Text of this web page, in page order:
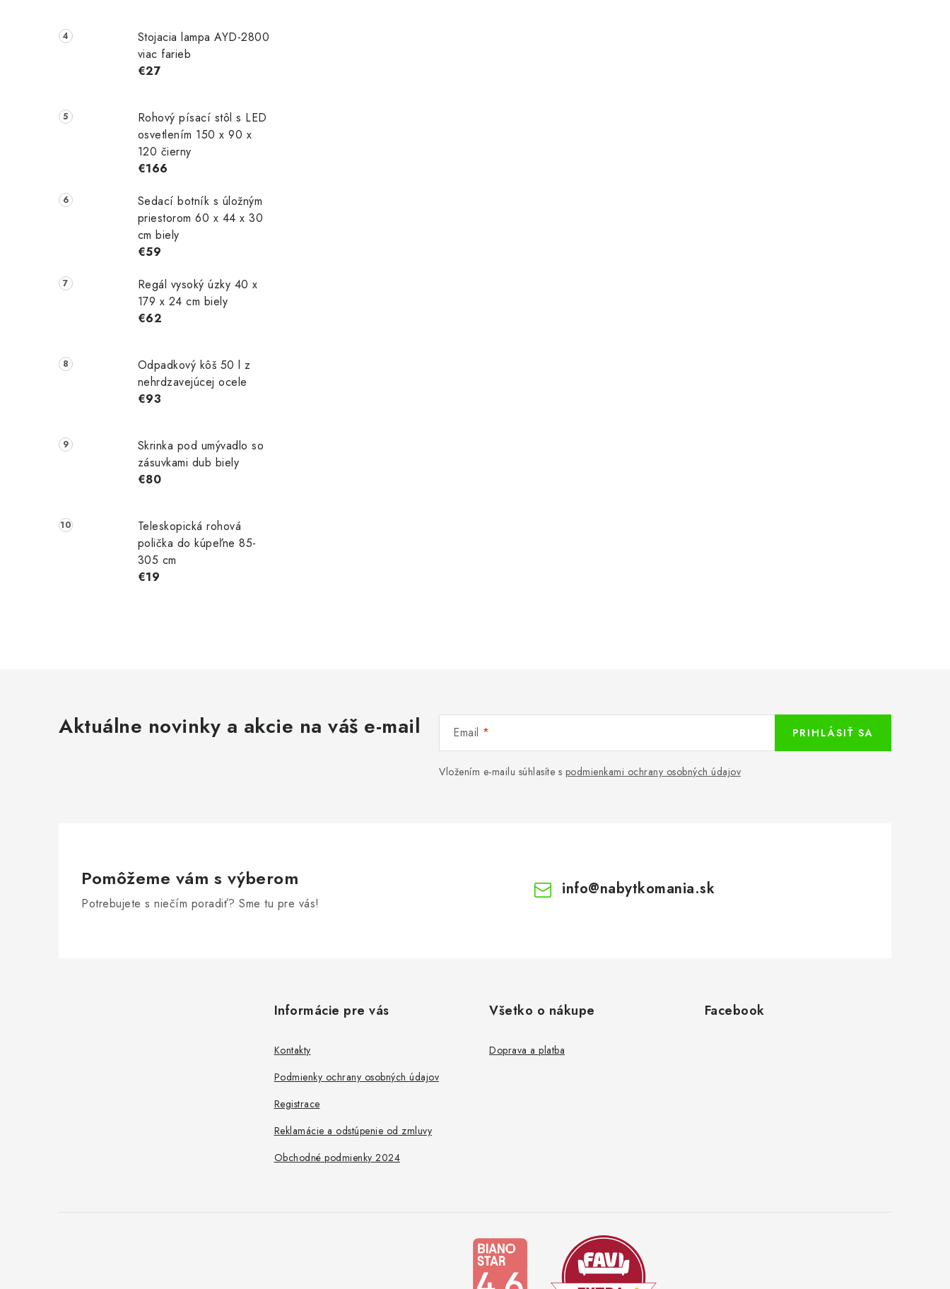
Stojacia lampa AYD-2800
viac farieb
€27
Rohový písací stôl s LED
osvetlením 150 x 90 x
120 čierny
€166
Sedací botník s úložným
priestorom 60 x 44 x 30
cm biely
€59
Regál vysoký úzky 40 x
179 x 24 cm biely
€62
Odpadkový kôš 50 l z
nehrdzavejúcej ocele
€93
Skrinka pod umývadlo so
zásuvkami dub biely
€80
Teleskopická rohová
polička do kúpeľne 85-
305 cm
€19
Aktuálne novinky a akcie na váš e-mail Email
Vložením e-mailu súhlasíte s podmienkami ochrany osobných údajov
PRIHLÁSIŤ SA
Pomôžeme vám s výberom
Potrebujete s niečím poradiť? Sme tu pre vás!
info@nabytkomania.sk
Informácie pre vás
Kontakty
Podmienky ochrany osobných údajov
Registrace
Reklamácie a odstúpenie od zmluvy
Obchodné podmienky 2024
Všetko o nákupe
Doprava a platba
Facebook